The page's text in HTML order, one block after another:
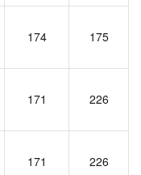
174 175
171 226
171 226